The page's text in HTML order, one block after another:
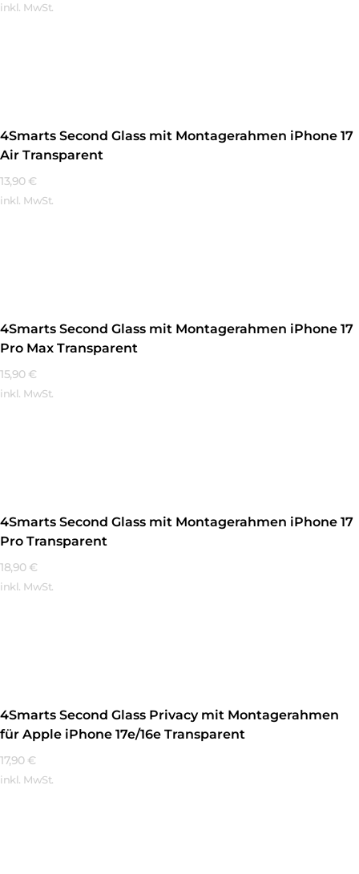
inkl. MwSt.
4Smarts Second Glass mit Montagerahmen iPhone 17
Air Transparent
13,90 €
inkl. MwSt.
4Smarts Second Glass mit Montagerahmen iPhone 17
Pro Max Transparent
15,90 €
inkl. MwSt.
4Smarts Second Glass mit Montagerahmen iPhone 17
Pro Transparent
18,90 €
inkl. MwSt.
4Smarts Second Glass Privacy mit Montagerahmen
für Apple iPhone 17e/16e Transparent
17,90 €
inkl. MwSt.